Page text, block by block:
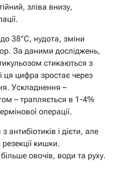
зліва внизу,
38°C, нудота, зміни
За даними досліджень,
стикаються з
ця цифра зростає через
Ускладнення –
– трапляється в 1-4%
операції.
антибіотиків і дієти, але
кишки.
овочів, води та руху.